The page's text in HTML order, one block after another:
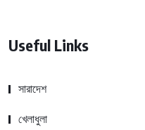
Useful Links
সারাদেশ
খেলাধুলা